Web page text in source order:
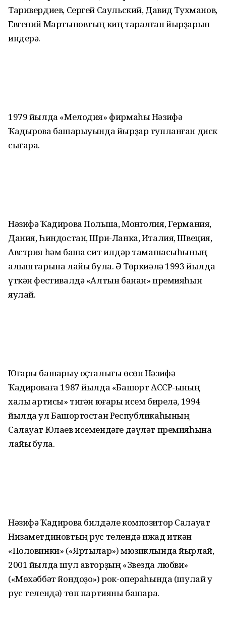
Таривердиев, Сергей Саульский, Давид Тухманов,
Евгений Мартыновтың киң таралған йырҙарын
индерә.
1979 йылда «Мелодия» фирмаһы Нәзифә
Ҡадырова башҡарыуында йырҙар тупланған диск
сығара.
Нәзифә Ҡадирова Польша, Монголия, Германия,
Дания, Һиндостан, Шри-Ланка, Италия, Швеция,
Австрия һәм башҡа сит илдәр тамашасыһының
алҡыштарына лайыҡ була. Ә Төркиәлә 1993 йылда
үткән фестивалдә «Алтын банан» премияһын
яулай.
Юғары башҡарыу оҫталығы өсөн Нәзифә
Ҡадироваға 1987 йылда «Башҡорт АССР-ының
халыҡ артисы» тигән юғары исем бирелә, 1994
йылда ул Башҡортостан Республикаһының
Салауат Юлаев исемендәге дәүләт премияһына
лайыҡ була.
Нәзифә Ҡадирова билдәле композитор Салауат
Низаметдиновтың рус телендә ижад иткән
«Половинки» («Яртылар») мюзиклында йырлай,
2001 йылда шул авторҙың «Звезда любви»
(«Мөхәббәт йондоҙо») рок-операһында (шулай уҡ
рус телендә) төп партияны башҡара.